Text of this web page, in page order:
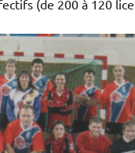
(de 200 à 120